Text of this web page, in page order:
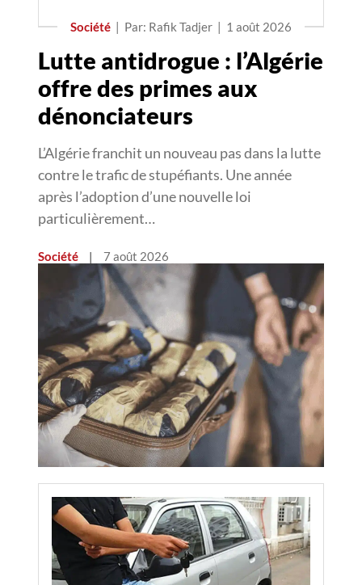
Société | Par: Rafik Tadjer | 1 août 2026
Lutte antidrogue : l’Algérie
offre des primes aux
dénonciateurs
L’Algérie franchit un nouveau pas dans la lutte
contre le trafic de stupéfiants. Une année
après l’adoption d’une nouvelle loi
particulièrement…
Société | 7 août 2026